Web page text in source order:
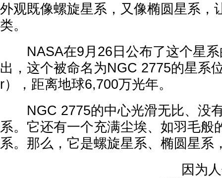
外观既像螺旋星系，又像椭圆星系，
类。
NASA在9月26日公布了这个星系
出，这个被命名为NGC 2775的星系
r），距离地球6,700万光年。
NGC 2775的中心光滑无比、没
系。它还有一个充满尘埃、如羽毛般
系。那么，它是螺旋星系、椭圆星系
因为人